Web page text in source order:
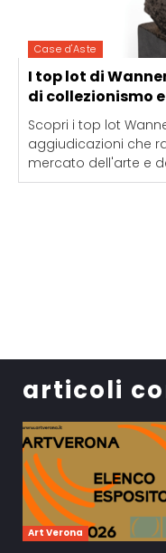
Case d'Aste
I top lot di
di collezionismo
Scopri i top lot
aggiudicazioni che
mercato dell'arte e
articoli
Art Verona